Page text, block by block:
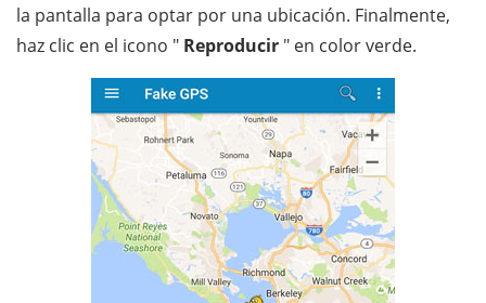
la pantalla para optar por una ubicación. Finalmente,
haz clic en el icono " Reproducir " en color verde.